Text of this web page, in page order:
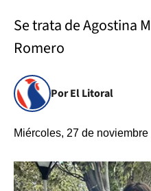
Se trata de Agostina
Romero
Por El Litoral
Miércoles, 27 de